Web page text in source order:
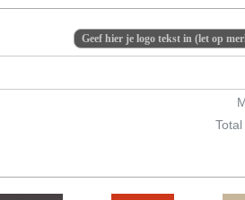
Geef hier je logo tekst in (let op